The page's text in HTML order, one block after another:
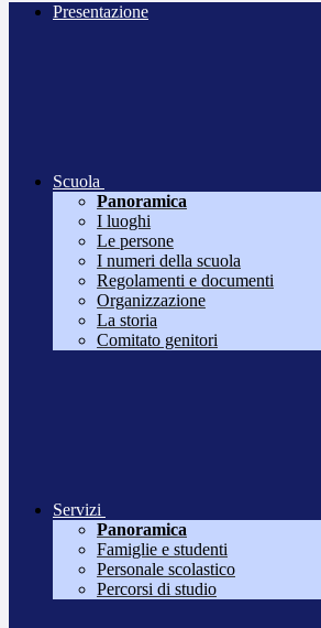
Presentazione
Scuola
Panoramica
I luoghi
Le persone
I numeri della scuola
Regolamenti e documenti
Organizzazione
La storia
Comitato genitori
Servizi
Panoramica
Famiglie e studenti
Personale scolastico
Percorsi di studio